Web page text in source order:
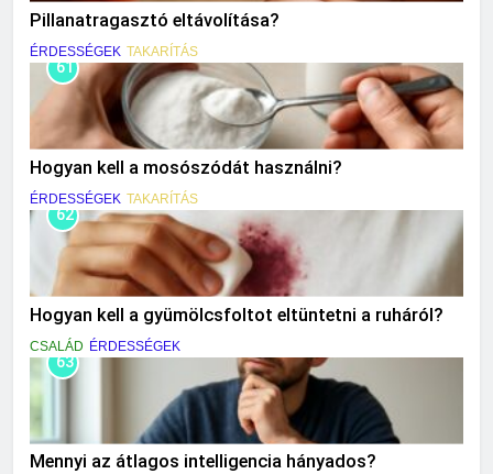
Pillanatragasztó eltávolítása?
ÉRDESSÉGEK TAKARÍTÁS
61
Hogyan kell a mosószódát használni?
ÉRDESSÉGEK TAKARÍTÁS
62
Hogyan kell a gyümölcsfoltot eltüntetni a ruháról?
CSALÁD ÉRDESSÉGEK
63
Mennyi az átlagos intelligencia hányados?